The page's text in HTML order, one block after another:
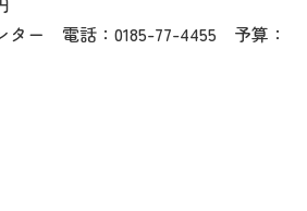
ター 電話：0185-77-4455 予算：